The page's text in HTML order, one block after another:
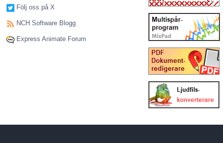
Följ oss på X
NCH Software Blogg
Express Animate Forum